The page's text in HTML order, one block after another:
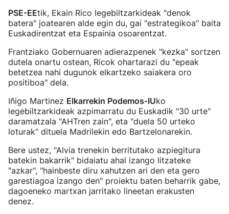
PSE-EEtik, Ekain Rico legebiltzarkideak "denok
batera" joatearen alde egin du, gai "estrategikoa" baita
Euskadirentzat eta Espainia osoarentzat.
Frantziako Gobernuaren adierazpenek "kezka" sortzen
dutela onartu ostean, Ricok ohartarazi du "epeak
betetzea nahi dugunok elkartzeko saiakera oro
positiboa" dela.
Iñigo Martinez Elkarrekin Podemos-IUko
legebiltzarkideak azpimarratu du Euskadik "30 urte"
daramatzala "AHTren zain", eta "duela 50 urteko
loturak" dituela Madrilekin edo Bartzelonarekin.
Bere ustez, "Alvia trenekin berritutako azpiegitura
batekin bakarrik" bidaiatu ahal izango litzateke
"azkar", "hainbeste diru xahutzen ari den eta gero
garestiagoa izango den" proiektu baten beharrik gabe,
dagoeneko martxan jarritako lineetan erakusten
denez.